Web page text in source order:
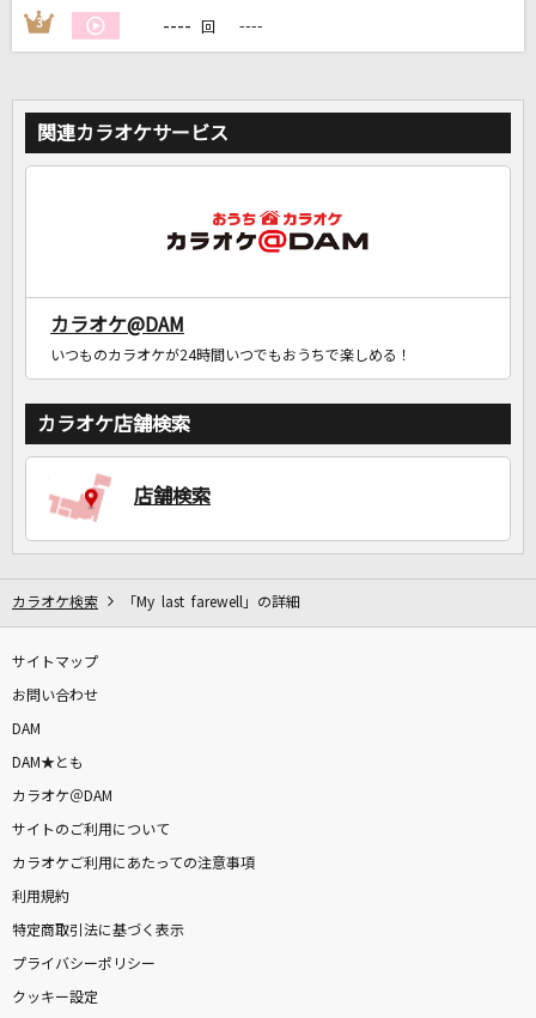
3 ---- 回 ----
関連カラオケサービス
カラオケ@DAM
いつものカラオケが24時間いつでもおうちで楽しめる！
カラオケ店舗検索
店舗検索
カラオケ検索 「My last farewell」の詳細
サイトマップ
お問い合わせ
DAM
DAM★とも
カラオケ＠DAM
サイトのご利用について
カラオケご利用にあたっての注意事項
利用規約
特定商取引法に基づく表示
プライバシーポリシー
クッキー設定